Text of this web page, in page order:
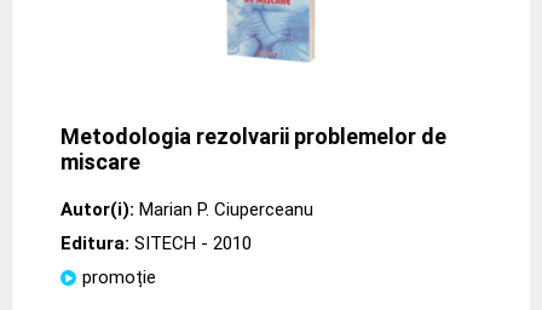
Metodologia rezolvarii problemelor de
miscare
Autor(i): Marian P. Ciuperceanu
Editura: SITECH - 2010
promoție